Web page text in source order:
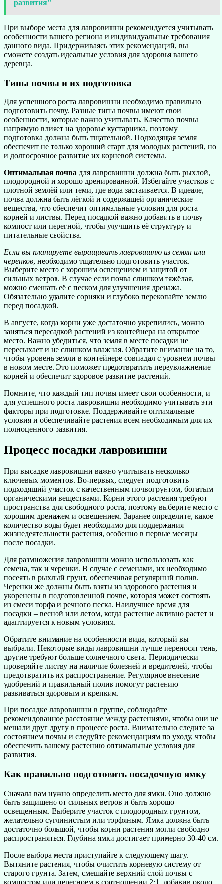
развития"
При выборе места для лавровишни рекомендуется учитывать
особенности вашего региона и индивидуальные требования
данного вида. Придерживаясь этих рекомендаций, вы
сможете создать идеальные условия для здоровья вашего
деревца.
Типы почвы и их подготовка
Для успешного роста лавровишни необходимо правильно
подготовить почву. Разные типы почвы имеют свои
особенности, которые важно учитывать. Качество почвы
напрямую влияет на здоровье кустарника, поэтому
подготовка должна быть тщательной. Подходящая земля
обеспечит не только хороший старт для молодых растений, но
и долгосрочное развитие их корневой системы.
Оптимальная почва для лавровишни должна быть рыхлой,
плодородной и хорошо дренированной. Избегайте участков с
плотной землёй или теми, где вода застаивается. В идеале,
почва должна быть лёгкой и содержащей органические
вещества, что обеспечит оптимальные условия для роста
корней и листвы. Перед посадкой важно добавить в почву
компост или перегной, чтобы улучшить её структуру и
питательные свойства.
Если вы планируете выращивать лавровишню из семян или
черенков, необходимо тщательно подготовить участок.
Выберите место с хорошим освещением и защитой от
сильных ветров. В случае если почва слишком тяжёлая,
можно смешать её с песком для улучшения дренажа.
Обязательно удалите сорняки и глубоко перекопайте землю
перед посадкой.
В августе, когда корни уже достаточно укрепились, можно
заняться пересадкой растений из контейнера на открытое
место. Важно убедиться, что земля в месте посадки не
пересыхает и не слишком влажная. Обратите внимание на то,
чтобы уровень земли в контейнере совпадал с уровнем почвы
в новом месте. Это поможет предотвратить переувлажнение
корней и обеспечит здоровое развитие растений.
Помните, что каждый тип почвы имеет свои особенности, и
для успешного роста лавровишни необходимо учитывать эти
факторы при подготовке. Поддерживайте оптимальные
условия и обеспечивайте растения всем необходимым для их
полноценного развития.
Процесс посадки лавровишни
При высадке лавровишни важно учитывать несколько
ключевых моментов. Во-первых, следует подготовить
подходящий участок с качественным почвогрунтом, богатым
органическими веществами. Корни этого растения требуют
пространства для свободного роста, поэтому выберите место с
хорошим дренажем и освещением. Заранее определите, какое
количество воды будет необходимо для поддержания
жизнедеятельности растения, особенно в первые месяцы
после посадки.
Для размножения лавровишни можно использовать как
семена, так и черенки. В случае с семенами, их необходимо
посеять в рыхлый грунт, обеспечивая регулярный полив.
Черенки же должны быть взяты из здорового растения и
укоренены в подготовленной почве, которая может состоять
из смеси торфа и речного песка. Наилучшее время для
посадки – весной или летом, когда растение активно растет и
адаптируется к новым условиям.
Обратите внимание на особенности вида, который вы
выбрали. Некоторые виды лавровишни лучше переносят тень,
другие требуют больше солнечного света. Периодически
проверяйте листву на наличие болезней и вредителей, чтобы
предотвратить их распространение. Регулярное внесение
удобрений и правильный полив помогут растению
развиваться здоровым и крепким.
При посадке лавровишни в группе, соблюдайте
рекомендованное расстояние между растениями, чтобы они не
мешали друг другу в процессе роста. Внимательно следите за
состоянием почвы и следуйте рекомендациям по уходу, чтобы
обеспечить вашему растению оптимальные условия для
развития.
Как правильно подготовить посадочную ямку
Сначала вам нужно определить место для ямки. Оно должно
быть защищено от сильных ветров и быть хорошо
освещенным. Выберите участок с плодородным грунтом,
желательно суглинистым или торфяным. Ямка должна быть
достаточно большой, чтобы корни растения могли свободно
распространяться. Глубина ямки достигает примерно 30-40 см.
После выбора места приступайте к следующему шагу.
Вытяните растения, чтобы очистить корневую систему от
старого грунта. Затем, смешайте верхний слой почвы с
компостом или перегноем в соотношении 2:1, добавив около